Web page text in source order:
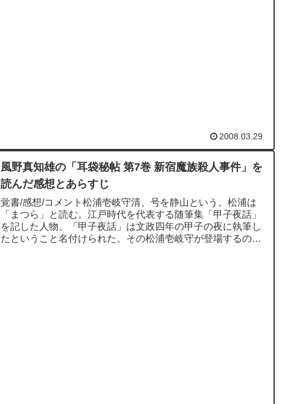
2008.03.29
風野真知雄の「耳袋秘帖 第7巻 新宿魔族殺人事件」を
読んだ感想とあらすじ
覚書/感想/コメント松浦壱岐守清、号を静山という。松浦は
「まつら」と読む。江戸時代を代表する随筆集「甲子夜話」
を記した人物。「甲子夜話」は文政四年の甲子の夜に執筆し
たということ名付けられた。その松浦壱岐守が登場するのが